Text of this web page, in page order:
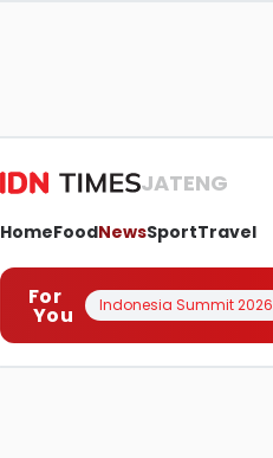
JATENG
HomeFoodNewsSportTravel
For
You Indonesia Summit 2026